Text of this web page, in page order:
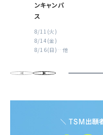
ンキャンパ
ス
8/11(火)
8/14(金)
8/16(日) …他